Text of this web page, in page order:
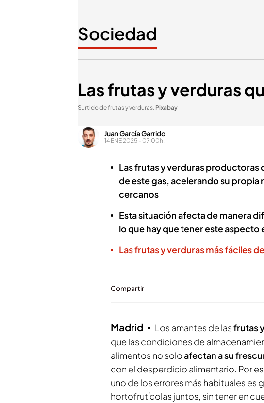
Sociedad
Las frutas y verduras
Surtido de frutas y verduras. Pixabay
Juan García Garrido
14 ENE 2025 - 07:00h.
Las frutas y verduras productoras
de este gas, acelerando su
cercanos
Esta situación afecta de manera
lo que hay que tener este aspecto
Las frutas y verduras más fáciles
Compartir
Madrid Los amantes de lasfrutas
que las condiciones de
alimentos no soloafectan a su
con el desperdicio alimentario. Por
uno de los errores más habituales
hortofrutícolas juntos, sin tener en